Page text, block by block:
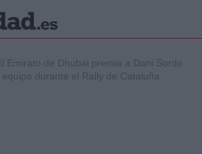
Emirato de Dhubai premia a Dani Sordo
durante el Rally de Cataluña